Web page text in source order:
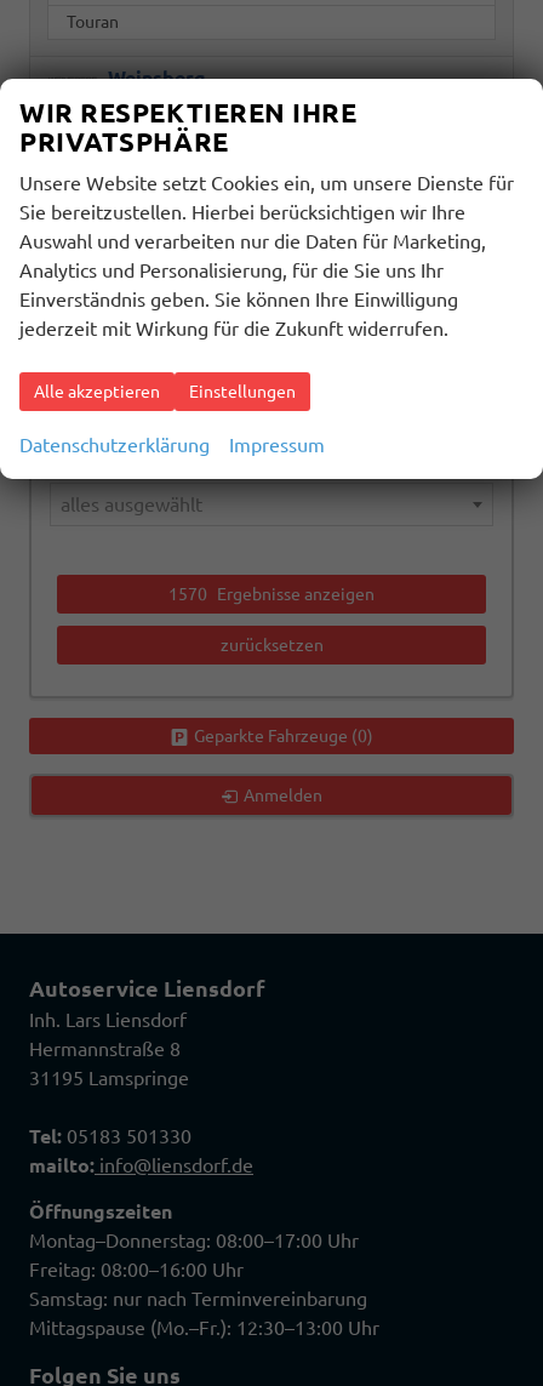
Touran
Weinsberg
Modell
alles ausgewählt
alles ausgewählt
alles ausgewählt
1570 Ergebnisse anzeigen
zurücksetzen
Geparkte Fahrzeuge (0)
Anmelden
Autoservice Liensdorf
Inh. Lars Liensdorf
Hermannstraße 8
31195 Lamspringe
Tel: 05183 501330
mailto: info@liensdorf.de
Öffnungszeiten
Montag–Donnerstag: 08:00–17:00 Uhr
Freitag: 08:00–16:00 Uhr
Samstag: nur nach Terminvereinbarung
Mittagspause (Mo.–Fr.): 12:30–13:00 Uhr
Folgen Sie uns
WIR RESPEKTIEREN IHRE
PRIVATSPHÄRE
Unsere Website setzt Cookies ein, um unsere Dienste für
Sie bereitzustellen. Hierbei berücksichtigen wir Ihre
Auswahl und verarbeiten nur die Daten für Marketing,
Analytics und Personalisierung, für die Sie uns Ihr
Einverständnis geben. Sie können Ihre Einwilligung
jederzeit mit Wirkung für die Zukunft widerrufen.
Alle akzeptieren Einstellungen
Datenschutzerklärung Impressum